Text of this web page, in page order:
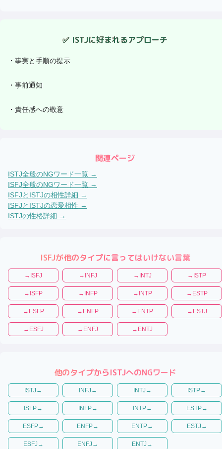
✅ ISTJに好まれるアプローチ
・ 事実と手順の提示
・ 事前通知
・ 責任感への敬意
関連ページ
ISTJ全般のNGワード一覧 →
ISFJ全般のNGワード一覧 →
ISFJと ISTJの相性詳細 →
ISFJと ISTJの恋愛相性 →
ISTJの性格詳細 →
ISFJが他のタイプに言ってはいけない言葉
→ ISFJ → INFJ → INTJ → ISTP
→ ISFP → INFP → INTP → ESTP
→ ESFP → ENFP → ENTP → ESTJ
→ ESFJ → ENFJ → ENTJ
他のタイプからISTJへのNGワード
ISTJ → INFJ → INTJ → ISTP→
ISFP→ INFP→ INTP→ ESTP→
ESFP→ ENFP→ ENTP→ ESTJ →
ESFJ → ENFJ → ENTJ →